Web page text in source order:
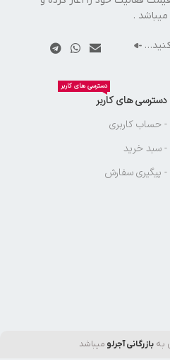
.
دسترسی های کاربر
دسترسی های کاربر
- حساب کاربری
- سبد خرید
- پیگیری سفارش
بهبازرگانی آجرلو میباشد